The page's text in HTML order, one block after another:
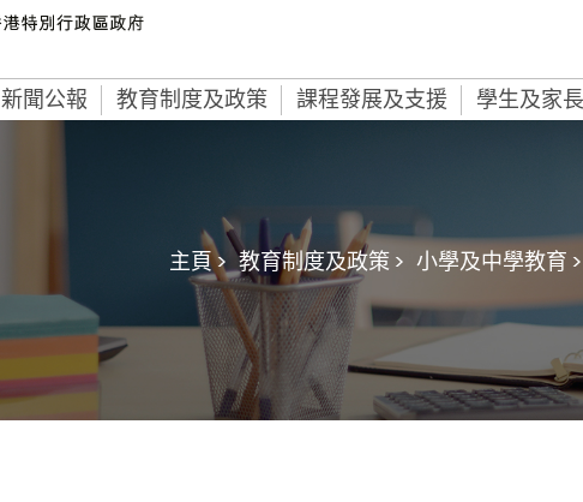
新聞公報 教育制度及政策 課程發展及支援 學生及家
主頁 > 教育制度及政策 > 小學及中學教育 >